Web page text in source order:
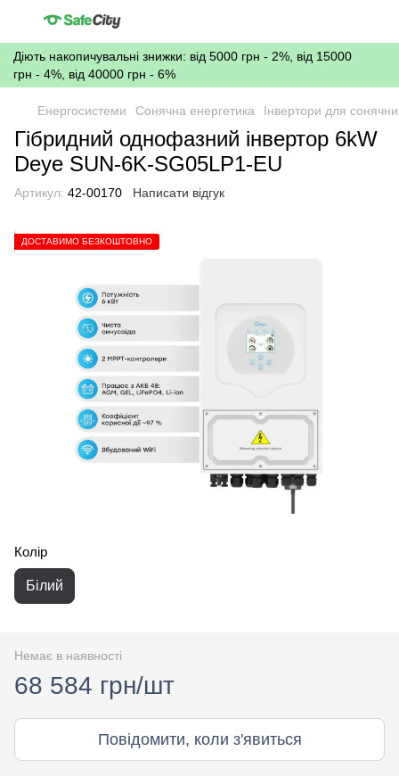
Діють накопичувальні знижки: від 5000 грн - 2%, від 15000
грн - 4%, від 40000 грн - 6%
Енергосистеми Сонячна енергетика Інвертори для
Гібридний однофазний інвертор 6kW
Deye SUN-6K-SG05LP1-EU
Артикул: 42-00170 Написати відгук
ДОСТАВИМО БЕЗКОШТОВНО
Колір
Білий
Немає в наявності
68 584 грн/шт
Повідомити, коли з'явиться